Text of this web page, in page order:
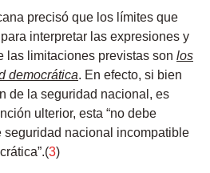
precisó que los límites que
interpretar las expresiones y
las limitaciones previstas son los
democrática. En efecto, si bien
de la seguridad nacional, es
ulterior, esta “no debe
seguridad nacional incompatible
3)